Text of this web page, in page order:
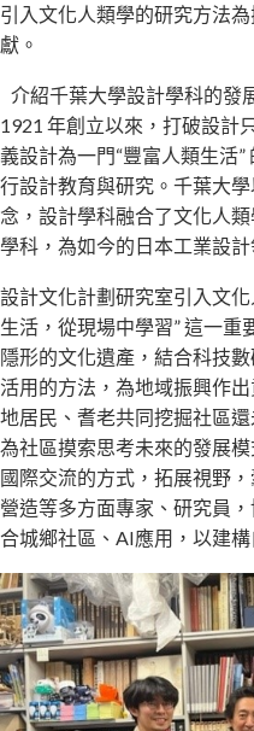
引入文化人類學的研究方法
獻。
介紹千葉大學設計學科的發
1921 年創立以來，打破設計
義設計為一門“豐富人類生活
行設計教育與研究。千葉大
念，設計學科融合了文化人
學科，為如今的日本工業設
設計文化計劃研究室引入文
生活，從現場中學習” 這一
隱形的文化遺產，結合科技
活用的方法，為地域振興作
地居民、耆老共同挖掘社區
為社區摸索思考未來的發展
國際交流的方式，拓展視野
營造等多方面專家、研究員
合城鄉社區、AI應用，以建